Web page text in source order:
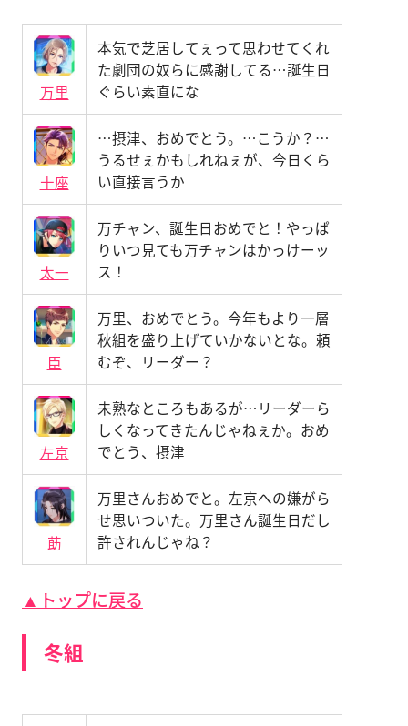
万里
本気で芝居してぇって思わせてくれ
た劇団の奴らに感謝してる…誕生日
ぐらい素直にな
十座
…摂津、おめでとう。…こうか？…
うるせぇかもしれねぇが、今日くら
い直接言うか
太一
万チャン、誕生日おめでと！やっぱ
りいつ見ても万チャンはかっけーッ
ス！
臣
万里、おめでとう。今年もより一層
秋組を盛り上げていかないとな。頼
むぞ、リーダー？
左京
未熟なところもあるが…リーダーら
しくなってきたんじゃねぇか。おめ
でとう、摂津
莇
万里さんおめでと。左京への嫌がら
せ思いついた。万里さん誕生日だし
許されんじゃね？
▲トップに戻る
冬組